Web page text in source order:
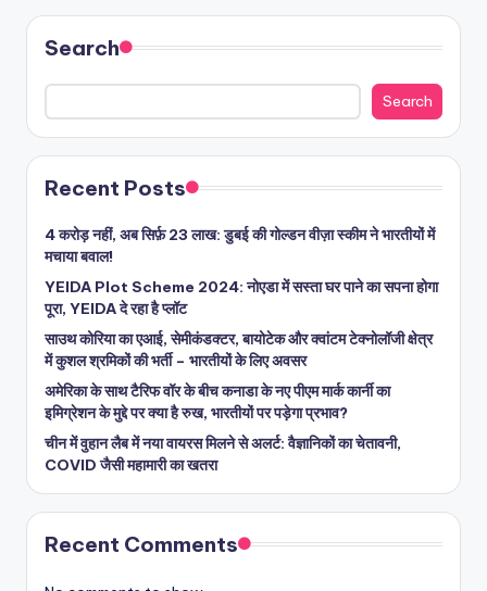
Search
Search
Recent Posts
4 करोड़ नहीं, अब सिर्फ़ 23 लाख: डुबई की गोल्डन वीज़ा स्कीम ने भारतीयों में
मचाया बवाल!
YEIDA Plot Scheme 2024: नोएडा में सस्ता घर पाने का सपना होगा
पूरा, YEIDA दे रहा है प्लॉट
साउथ कोरिया का एआई, सेमीकंडक्टर, बायोटेक और क्वांटम टेक्नोलॉजी क्षेत्र
में कुशल श्रमिकों की भर्ती – भारतीयों के लिए अवसर
अमेरिका के साथ टैरिफ वॉर के बीच कनाडा के नए पीएम मार्क कार्नी का
इमिग्रेशन के मुद्दे पर क्या है रुख, भारतीयों पर पड़ेगा प्रभाव?
चीन में वुहान लैब में नया वायरस मिलने से अलर्ट: वैज्ञानिकों का चेतावनी,
COVID जैसी महामारी का खतरा
Recent Comments